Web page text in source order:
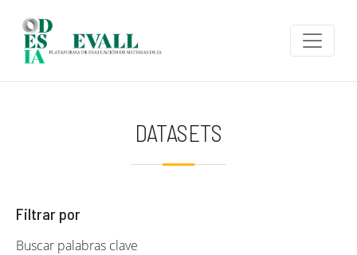
DATASETS
Filtrar por
Buscar palabras clave